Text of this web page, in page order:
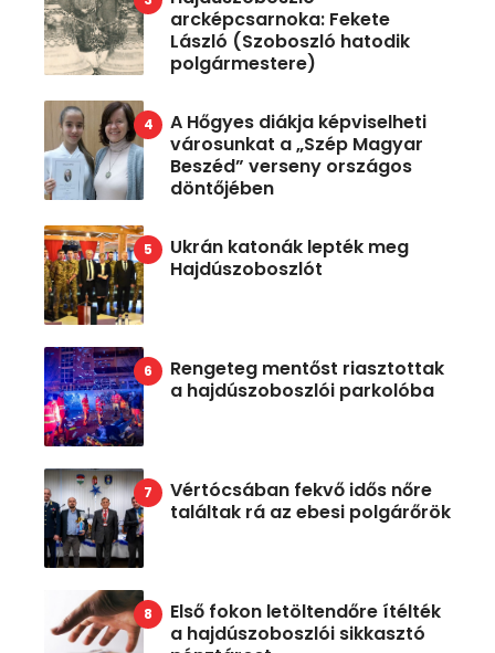
arcképcsarnoka: Fekete
László (Szoboszló hatodik
polgármestere)
A Hőgyes diákja képviselheti
városunkat a „Szép Magyar
Beszéd” verseny országos
döntőjében
Ukrán katonák lepték meg
Hajdúszoboszlót
Rengeteg mentőst riasztottak
a hajdúszoboszlói parkolóba
Vértócsában fekvő idős nőre
találtak rá az ebesi polgárőrök
Első fokon letöltendőre ítélték
a hajdúszoboszlói sikkasztó